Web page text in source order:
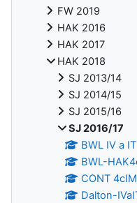
FW 2019
HAK 2016
HAK 2017
HAK 2018
SJ 2013/14
SJ 2014/15
SJ 2015/16
SJ 2016/17
BWL IV a
BWL-
CONT
Dalton-